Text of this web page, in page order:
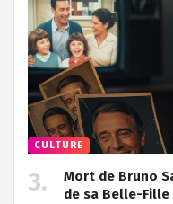
CULTURE
Mort de Bruno
de sa Belle-Fille